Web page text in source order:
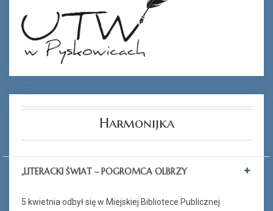
Harmonijka
„LITERACKI ŚWIAT – POGROMCA OLBRZY
5 kwietnia odbył się w Miejskiej Bibliotece Publicznej